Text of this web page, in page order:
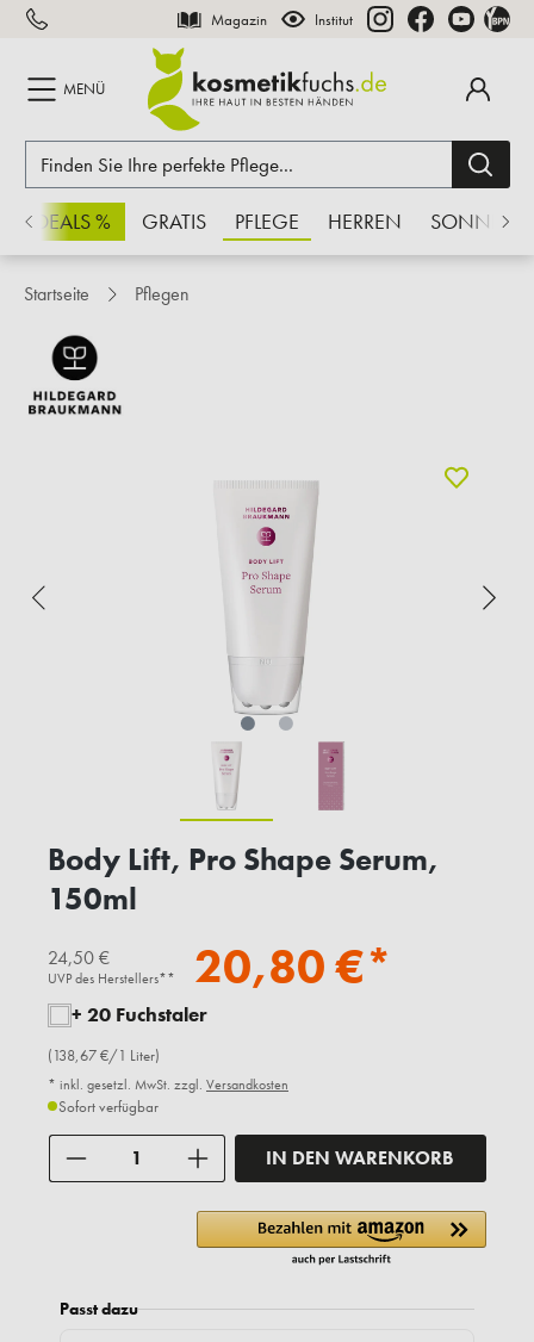
springen Magazin Institut
MENÜ
% GRATIS PFLEGE HERREN SONNE
Startseite Pflegen
Body Lift, Pro Shape Serum,
150ml
24,50 €
UVP des Herstellers** 20,80 €*
+ 20 Fuchstaler
(138,67 €/1 Liter)
* inkl. gesetzl. MwSt. zzgl. Versandkosten
Sofort verfügbar
IN DEN WARENKORB
Passt dazu